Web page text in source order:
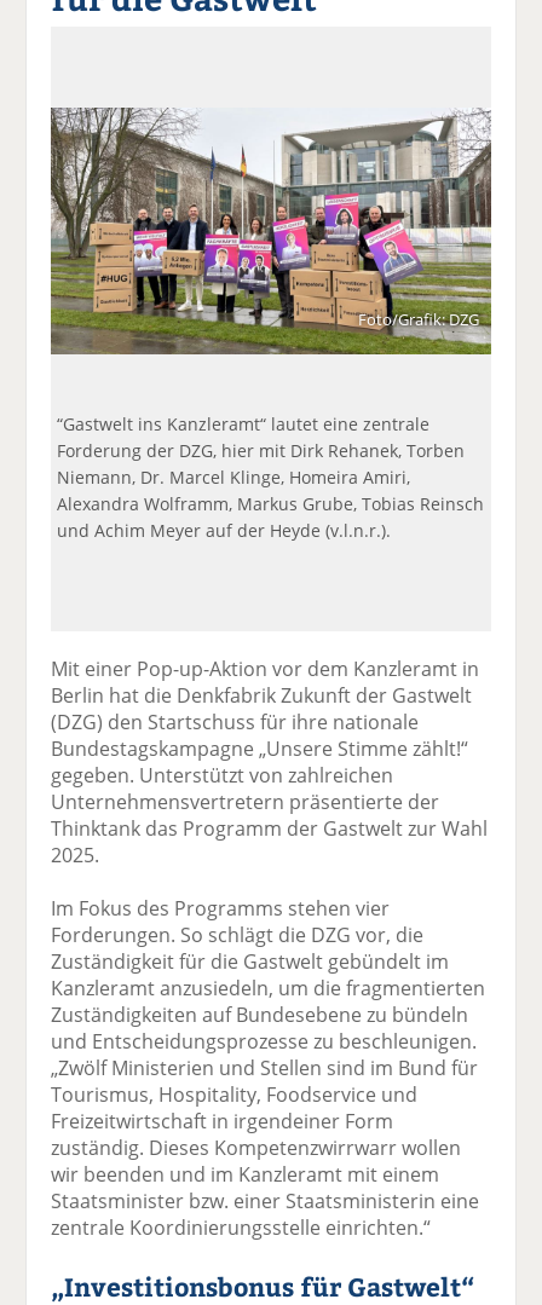
e
b
o
o
k
te
il
e
n
n k
e
di
n
te
il
e
n
ai
l
v
er
se
n
d
e
n
n
Foto/Grafik: DZG
“Gastwelt ins Kanzleramt“ lautet eine zentrale
Forderung der DZG, hier mit Dirk Rehanek, Torben
Niemann, Dr. Marcel Klinge, Homeira Amiri,
Alexandra Wolframm, Markus Grube, Tobias Reinsch
und Achim Meyer auf der Heyde (v.l.n.r.).
Mit einer Pop-up-Aktion vor dem Kanzleramt in
Berlin hat die Denkfabrik Zukunft der Gastwelt
(DZG) den Startschuss für ihre nationale
Bundestagskampagne „Unsere Stimme zählt!“
gegeben. Unterstützt von zahlreichen
Unternehmensvertretern präsentierte der
Thinktank das Programm der Gastwelt zur Wahl
2025.
Im Fokus des Programms stehen vier
Forderungen. So schlägt die DZG vor, die
Zuständigkeit für die Gastwelt gebündelt im
Kanzleramt anzusiedeln, um die fragmentierten
Zuständigkeiten auf Bundesebene zu bündeln
und Entscheidungsprozesse zu beschleunigen.
„Zwölf Ministerien und Stellen sind im Bund für
Tourismus, Hospitality, Foodservice und
Freizeitwirtschaft in irgendeiner Form
zuständig. Dieses Kompetenzwirrwarr wollen
wir beenden und im Kanzleramt mit einem
Staatsminister bzw. einer Staatsministerin eine
zentrale Koordinierungsstelle einrichten.“
„Investitionsbonus für Gastwelt“